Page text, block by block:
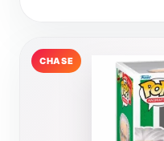
CHASE